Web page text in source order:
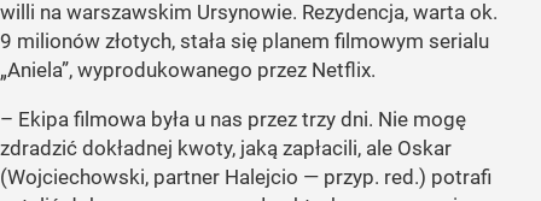
willi na warszawskim Ursynowie. Rezydencja, warta ok.
9 milionów złotych, stała się planem filmowym serialu
„Aniela”, wyprodukowanego przez Netflix.
– Ekipa filmowa była u nas przez trzy dni. Nie mogę
zdradzić dokładnej kwoty, jaką zapłacili, ale Oskar
(Wojciechowski, partner Halejcio — przyp. red.) potrafi